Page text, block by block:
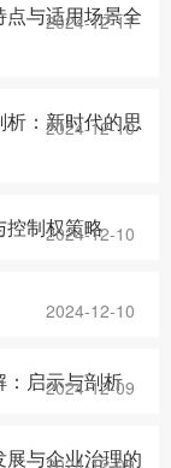
点与适用场景全
2024-12-11
析：新时代的思
2024-12-10
控制权策略
2024-12-10
2024-12-10
：启示与剖析
2024-12-09
展与企业治理的